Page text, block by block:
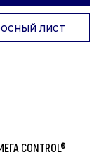
лист
CONTROL®